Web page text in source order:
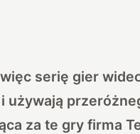
serię gier
używają
za te gry firma